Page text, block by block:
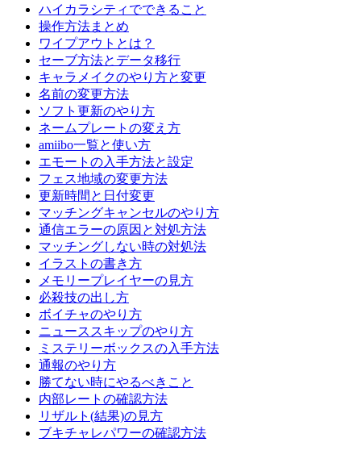
ハイカラシティでできること
操作方法まとめ
ワイプアウトとは？
セーブ方法とデータ移行
キャラメイクのやり方と変更
名前の変更方法
ソフト更新のやり方
ネームプレートの変え方
amiibo一覧と使い方
エモートの入手方法と設定
フェス地域の変更方法
更新時間と日付変更
マッチングキャンセルのやり方
通信エラーの原因と対処方法
マッチングしない時の対処法
イラストの書き方
メモリープレイヤーの見方
必殺技の出し方
ボイチャのやり方
ニューススキップのやり方
ミステリーボックスの入手方法
通報のやり方
勝てない時にやるべきこと
内部レートの確認方法
リザルト(結果)の見方
ブキチャレパワーの確認方法